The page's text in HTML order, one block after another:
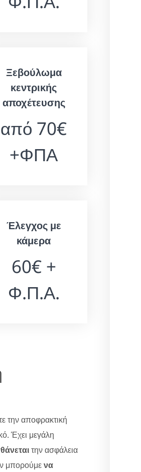
Ξεβούλωμα
κεντρικής
αποχέτευσης
από 70€
+ΦΠΑ
Έλεγχος με
κάμερα
60€ +
Φ.Π.Α.
την αποφρακτική
Έχει μεγάλη
την ασφάλεια
μπορούμενα